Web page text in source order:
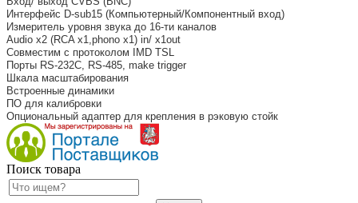
Интерфейс D-sub15 (Компьютерный/Компонентный вход)
Измеритель уровня звука до 16-ти каналов
Audio x2 (RCA x1,phono x1) in/ x1out
Совместим с протоколом IMD TSL
Порты RS-232C, RS-485, make trigger
Шкала масштабирования
Встроенные динамики
ПО для калибровки
Опциональный адаптер для крепления в рэковую стойк
Поиск товара